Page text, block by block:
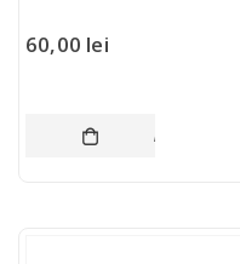
60,00 lei
ADAUGĂ ÎN COȘ